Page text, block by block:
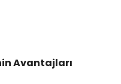
Avantajları